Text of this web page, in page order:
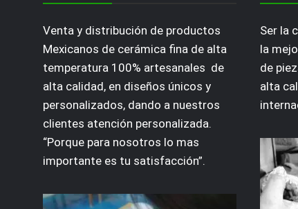
Venta y distribución de productos
Mexicanos de cerámica fina de alta
temperatura 100% artesanales de
alta calidad, en diseños únicos y
personalizados, dando a nuestros
clientes atención personalizada.
“Porque para nosotros lo mas
importante es tu satisfacción”.
Ser la
la
de
alta